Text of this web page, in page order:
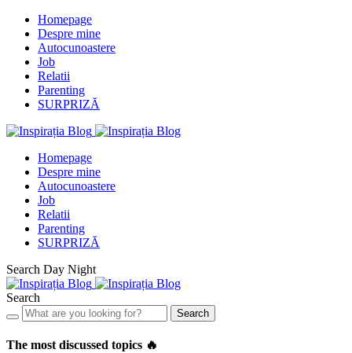
Homepage
Despre mine
Autocunoastere
Job
Relatii
Parenting
SURPRIZĂ
Homepage
Despre mine
Autocunoastere
Job
Relatii
Parenting
SURPRIZĂ
Search Day Night
Search
Search
The most discussed topics 🔥